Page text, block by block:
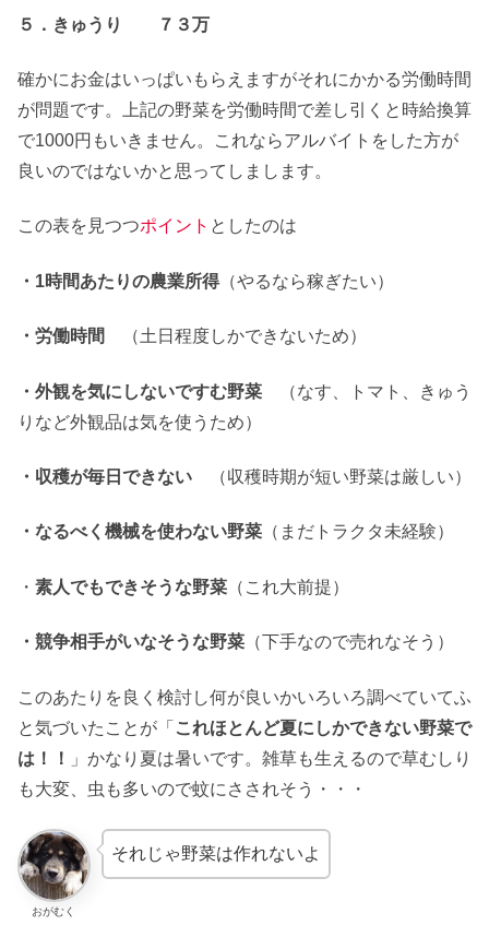
５．きゅうり ７３万
確かにお金はいっぱいもらえますがそれにかかる労働時間
が問題です。上記の野菜を労働時間で差し引くと時給換算
で1000円もいきません。これならアルバイトをした方が
良いのではないかと思ってしまします。
この表を見つつポイント としたのは
・1時間あたりの農業所得（やるなら稼ぎたい）
・労働時間 （土日程度しかできないため）
・外観を気にしないですむ野菜 （なす、トマト、きゅう
りなど外観品は気を使うため）
・収穫が毎日できない （収穫時期が短い野菜は厳しい）
・なるべく機械を使わない野菜 （まだトラクタ未経験）
・ 素人でもできそうな野菜 （これ大前提）
・競争相手がいなそうな野菜 （下手なので売れなそう）
このあたりを良く検討し何が良いかいろいろ調べていてふ
と気づいたことが「 これほとんど夏にしかできない野菜で
は！！
」かなり夏は暑いです。雑草も生えるので草むしり
も大変、虫も多いので蚊にさされそう・・・
おがむく
それじゃ野菜は作れないよ